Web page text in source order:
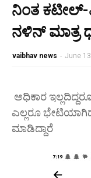
ನಿಂತ ಕಟೀಲ್-
ನಳಿನ್ ಮಾತ್ರ
vaibhav news - June
ಅಧಿಕಾರ
ಎಲ್ಲರೂ
ಮಾಡಿದ್ದಾರೆ